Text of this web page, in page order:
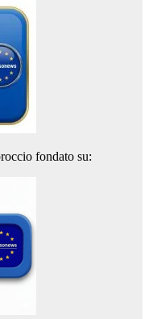
fondato su: